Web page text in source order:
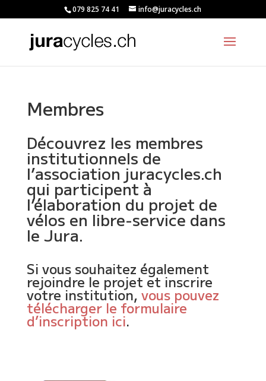
079 825 74 41 info@juracycles.ch
Membres
Découvrez les membres
institutionnels de
l’association juracycles.ch
qui participent à
l’élaboration du projet de
vélos en libre-service dans
le Jura.
Si vous souhaitez également
rejoindre le projet et inscrire
votre institution, vous pouvez
télécharger le formulaire
d’inscription ici.